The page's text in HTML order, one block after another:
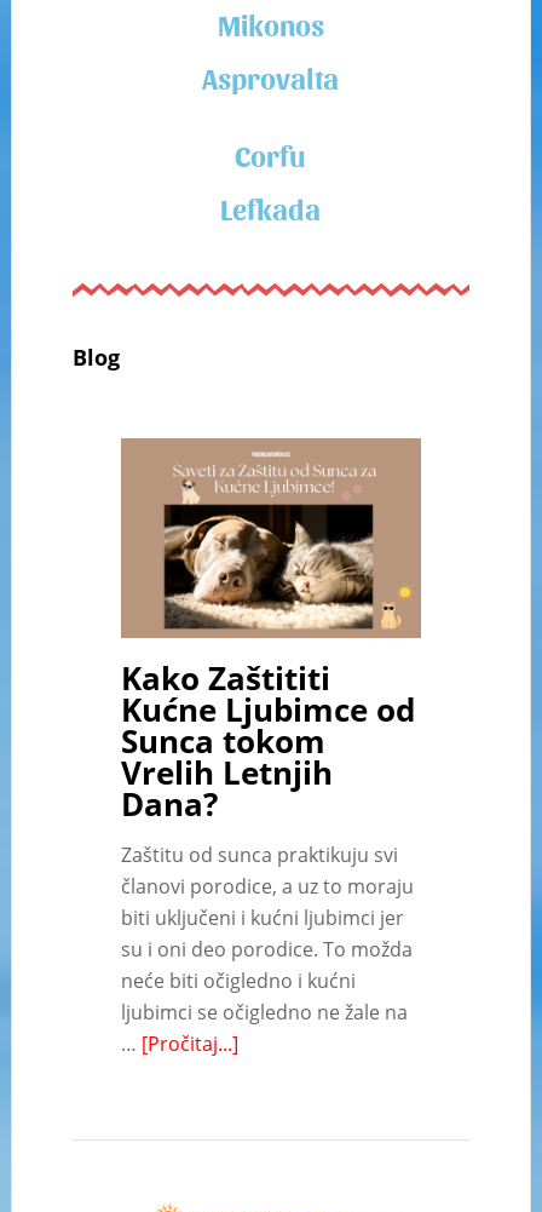
Mikonos
Asprovalta
Corfu
Lefkada
Blog
Kako Zaštititi
Kućne Ljubimce od
Sunca tokom
Vrelih Letnjih
Dana?
Zaštitu od sunca praktikuju svi
članovi porodice, a uz to moraju
biti uključeni i kućni ljubimci jer
su i oni deo porodice. To možda
neće biti očigledno i kućni
ljubimci se očigledno ne žale na
… [Pročitaj...]